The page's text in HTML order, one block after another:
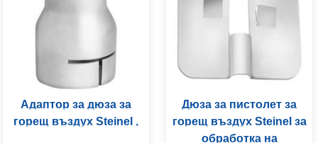
Адаптор за дюза за
горещ въздух Steinel ,
Дюза за пистолет за
горещ въздух Steinel за
обработка на